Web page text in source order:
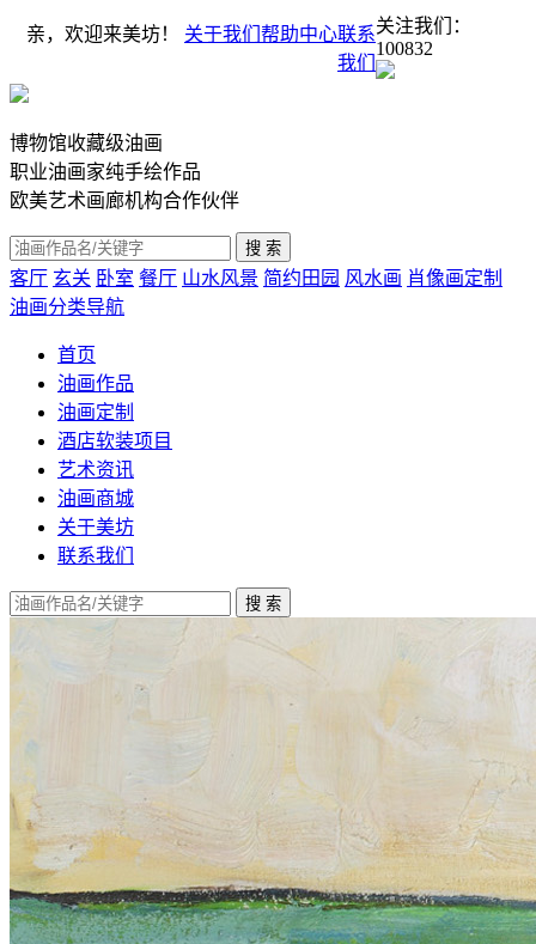
亲，欢迎来美坊！ 关于我们 帮助中心联系
我们
关注我们：
100832
博物馆收藏级油画
职业油画家纯手绘作品
欧美艺术画廊机构合作伙伴
客厅 玄关 卧室 餐厅 山水风景 简约田园 风水画 肖像画定制
油画分类导航
首页
油画作品
油画定制
酒店软装项目
艺术资讯
油画商城
关于美坊
联系我们